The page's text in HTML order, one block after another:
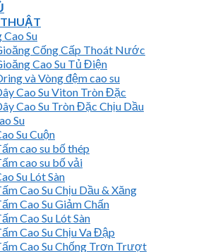
Su
Cống Cấp Thoát Nước
Cao Su Tủ Điện
và Vòng đệm cao su
Cao Su Viton Tròn Đặc
Cao Su Tròn Đặc Chịu Dầu
Su
Su Cuộn
cao su bố thép
cao su bố vải
Su Lót Sàn
Cao Su Chịu Dầu & Xăng
Cao Su Giảm Chấn
Cao Su Lót Sàn
Cao Su Chịu Va Đập
Cao Su Chống Trơn Trượt